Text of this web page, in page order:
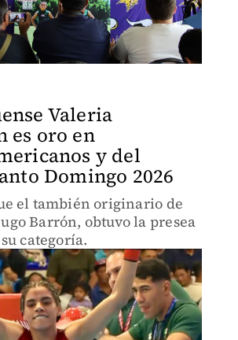
Valeria
es oro en
y del
Domingo 2026
el también originario de
Barrón, obtuvo la presea
categoría.